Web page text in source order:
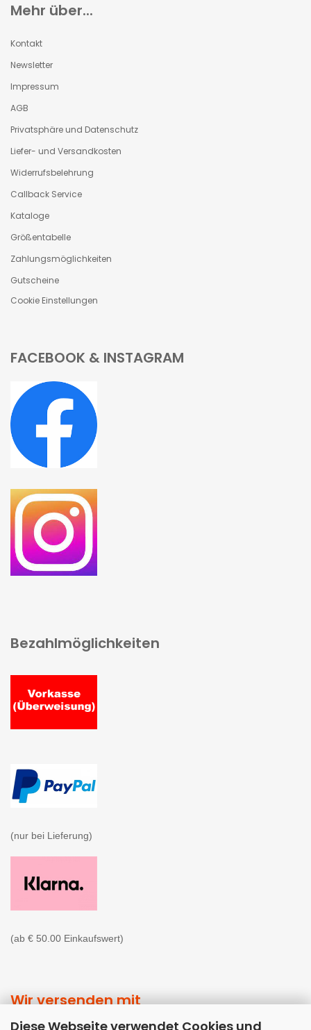
Diese Webseite verwendet Cookies und
Mehr über...
Kontakt
Newsletter
Impressum
AGB
Privatsphäre und Datenschutz
Liefer- und Versandkosten
Widerrufsbelehrung
Callback Service
Kataloge
Größentabelle
Zahlungsmöglichkeiten
Gutscheine
Cookie Einstellungen
FACEBOOK & INSTAGRAM
Bezahlmöglichkeiten
(nur bei Lieferung)
(ab € 50.00 Einkaufswert)
Wir versenden mit